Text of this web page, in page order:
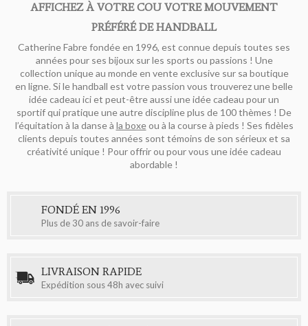
AFFICHEZ À VOTRE COU VOTRE MOUVEMENT
PRÉFÉRÉ DE HANDBALL
Catherine Fabre fondée en 1996, est connue depuis toutes ses
années pour ses bijoux sur les sports ou passions ! Une
collection unique au monde en vente exclusive sur sa boutique
en ligne. Si le handball est votre passion vous trouverez une belle
idée cadeau ici et peut-être aussi une idée cadeau pour un
sportif qui pratique une autre discipline plus de 100 thèmes ! De
l’équitation à la danse à la boxeou à la course à pieds ! Ses fidèles
clients depuis toutes années sont témoins de son sérieux et sa
créativité unique ! Pour offrir ou pour vous une idée cadeau
abordable !
FONDÉ EN 1996
Plus de 30 ans de savoir-faire
LIVRAISON RAPIDE
Expédition sous 48h avec suivi